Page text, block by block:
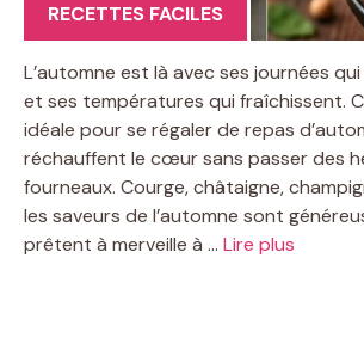
RECETTES FACILES
L’automne est là avec ses journées
et ses températures qui fraîchissent.
idéale pour se régaler de repas
réchauffent le cœur sans passer des
fourneaux. Courge, châtaigne,
les saveurs de l’automne sont
prêtent à merveille à … Lire plus